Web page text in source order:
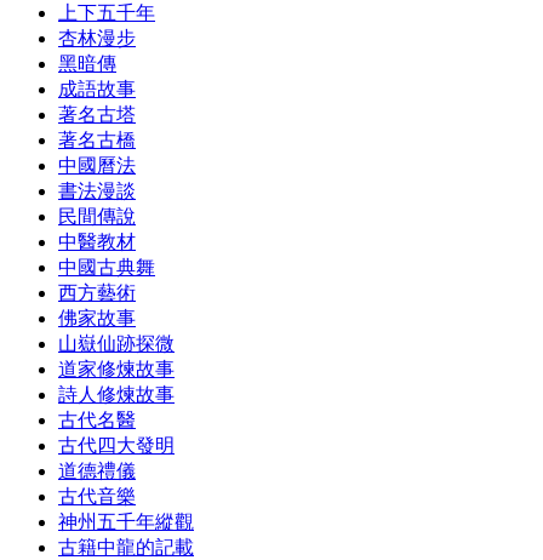
上下五千年
杏林漫步
黑暗傳
成語故事
著名古塔
著名古橋
中國曆法
書法漫談
民間傳說
中醫教材
中國古典舞
西方藝術
佛家故事
山嶽仙跡探微
道家修煉故事
詩人修煉故事
古代名醫
古代四大發明
道德禮儀
古代音樂
神州五千年縱觀
古籍中龍的記載